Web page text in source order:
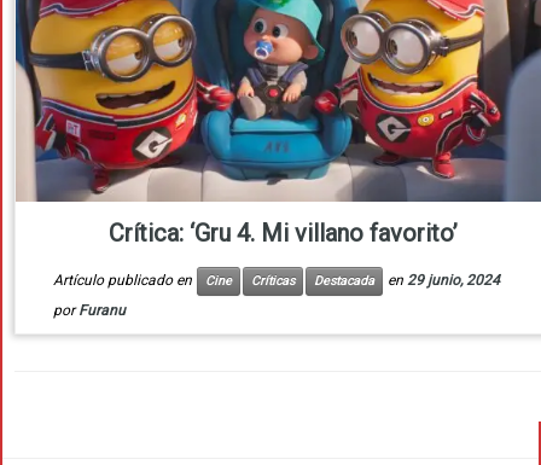
Crítica: ‘Gru 4. Mi villano favorito’
Artículo publicado en Cine Críticas Destacada en 29 junio, 2024
porFuranu